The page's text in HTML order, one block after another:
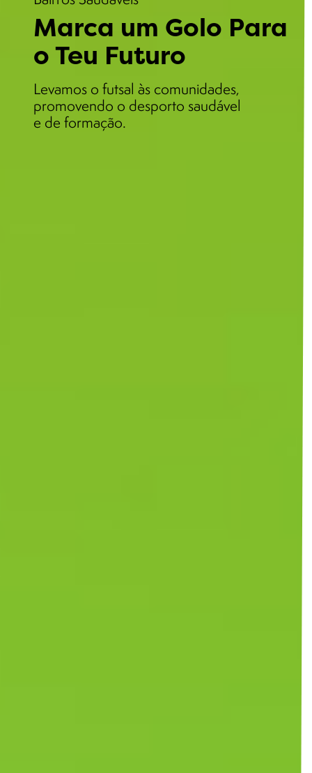
Marca um Golo Para
o Teu Futuro
Levamos o futsal às comunidades,
promovendo o desporto saudável
e de formação.